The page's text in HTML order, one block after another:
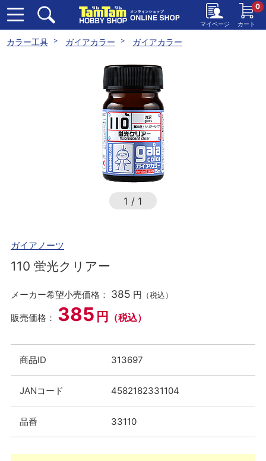
マイページ カート
0
カラー工具 ガイアカラー ガイアカラー
1 / 1
ガイアノーツ
110 蛍光クリアー
メーカー希望小売価格： 385 円 （税込）
販売価格： 385 円 （税込）
商品ID 313697
JANコード 4582182331104
品番 33110